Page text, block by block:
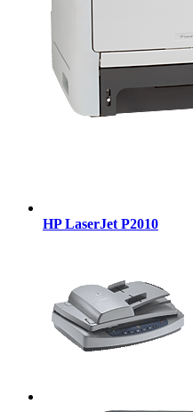
HP LaserJet P2010